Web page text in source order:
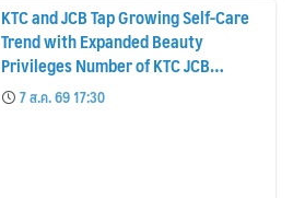
KTC and JCB Tap Growing Self-Care
Trend with Expanded Beauty
Privileges Number of KTC JCB
Cardmembers Spending on
Cosmetics Rises 26%
7 ส.ค. 69 17:30